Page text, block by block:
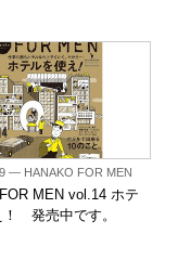
— HANAKO FOR MEN
MEN vol.14 ホテ
！ 発売中です。